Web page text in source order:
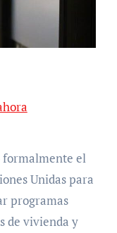
Unidas para
programas
de vivienda y